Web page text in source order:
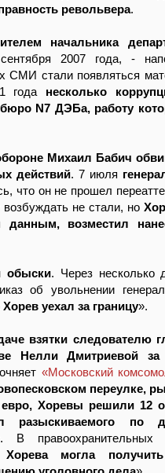
револьвера.
начальника
2007 года, -
СМИ стали появляться
года несколько
N7 ДЭБа, работу
Михаил Бабич
действий. 7 июля
что он не прошел
не стали, но
данным, возместил
обыски. Через несколько
об увольнении
Хорев уехал за границу».
взятки следователю
Нелли Дмитриевой за
«Московский
переулке,
Хоревы решили 12
разыскиваемого по
. В правоохранительных
Хорева могла